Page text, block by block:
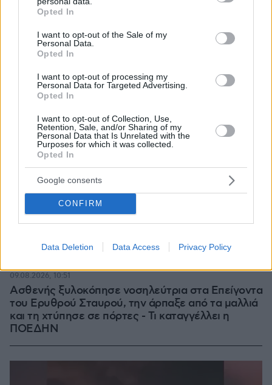
grant or deny consent to Google and its third-party tags to
use your data for below specified purposes in below Google
consent section.
Opted In
I want to opt-out of the Sale of my
Personal Data.
Opted In
I want to opt-out of processing my
Personal Data for Targeted Advertising.
Opted In
I want to opt-out of Collection, Use,
Retention, Sale, and/or Sharing of my
Personal Data that Is Unrelated with the
Purposes for which it was collected.
Opted In
Google consents
CONFIRM
Data Deletion Data Access Privacy Policy
Ασθενής ξυλοκόπησε νοσηλεύτρια στα Επείγοντα
του Ερυθρού Σταυρού, την άρπαξε από τα μαλλιά
και τη χτύπησε σε πόρτες - Τι καταγγέλλει η
ΠΟΕΔΗΝ
09.08.2026, 10:51